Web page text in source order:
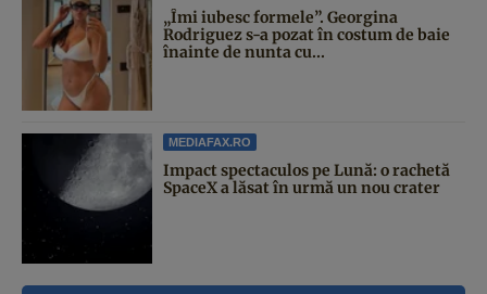
„Îmi iubesc formele”. Georgina
Rodriguez s-a pozat în costum de baie
înainte de nunta cu...
MEDIAFAX.RO
Impact spectaculos pe Lună: o rachetă
SpaceX a lăsat în urmă un nou crater